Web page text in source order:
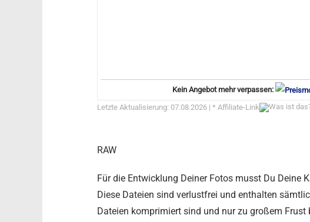
Kein Angebot mehr verpassen:
Letzte Aktualisierung: 07.08.2026 | * Affiliate-Link
RAW
Für die Entwicklung Deiner Fotos musst Du Deine
Diese Dateien sind verlustfrei und enthalten
Dateien komprimiert sind und nur zu großem